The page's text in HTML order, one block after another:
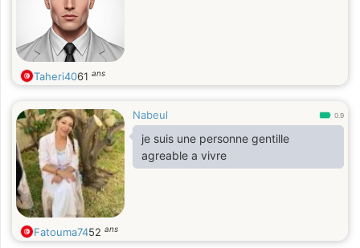
Taheri4061 ans
Nabeul 0.9
je suis une personne gentille
agreable a vivre
Fatouma7452 ans